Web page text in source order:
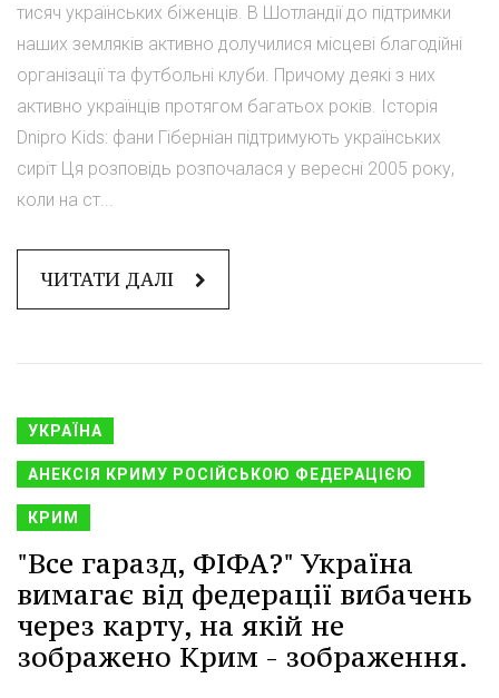
тисяч українських біженців. В Шотландії до підтримки
наших земляків активно долучилися місцеві благодійні
організації та футбольні клуби. Причому деякі з них
активно українців протягом багатьох років. Історія
Dnipro Kids: фани Гіберніан підтримують українських
сиріт Ця розповідь розпочалася у вересні 2005 року,
коли на ст...
ЧИТАТИ ДАЛІ
УКРАЇНА
АНЕКСІЯ КРИМУ РОСІЙСЬКОЮ ФЕДЕРАЦІЄЮ
КРИМ
"Все гаразд, ФІФА?" Україна
вимагає від федерації вибачень
через карту, на якій не
зображено Крим - зображення.